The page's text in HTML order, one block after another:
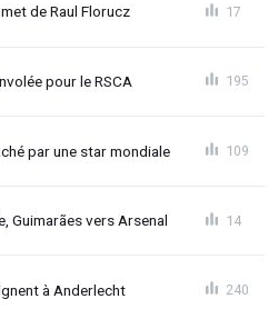
de Raul Florucz 17
pour le RSCA 195
par une star mondiale 109
Guimarães vers Arsenal 14
à Anderlecht 240